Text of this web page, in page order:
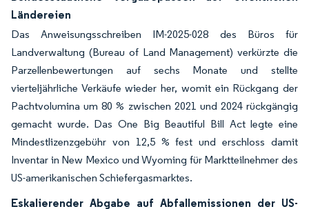
Ländereien
Das Anweisungsschreiben IM-2025-028 des Büros für
Landverwaltung (Bureau of Land Management) verkürzte die
Parzellenbewertungen auf sechs Monate und stellte
vierteljährliche Verkäufe wieder her, womit ein Rückgang der
Pachtvolumina um 80 % zwischen 2021 und 2024 rückgängig
gemacht wurde. Das One Big Beautiful Bill Act legte eine
Mindestlizenzgebühr von 12,5 % fest und erschloss damit
Inventar in New Mexico und Wyoming für Marktteilnehmer des
US-amerikanischen Schiefergasmarktes.
Eskalierender Abgabe auf Abfallemissionen der US-